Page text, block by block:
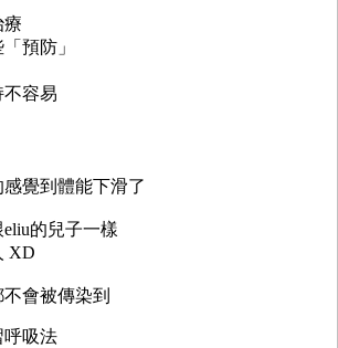
療
預防」
容易
覺到體能下滑了
的兒子一樣
XD
會被傳染到
呼吸法